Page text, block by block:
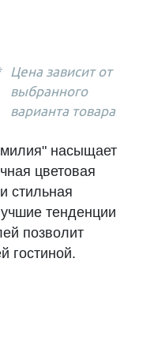
Цена зависит от
выбранного
варианта товара
насыщает
цветовая
стильная
тенденции
позволит
гостиной.